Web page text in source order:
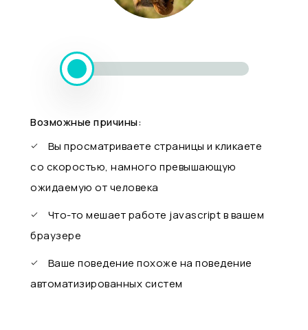
Возможные причины:
Вы просматриваете страницы и кликаете
со скоростью, намного превышающую
ожидаемую от человека
Что-то мешает работе javascript в вашем
браузере
Ваше поведение похоже на поведение
автоматизированных систем